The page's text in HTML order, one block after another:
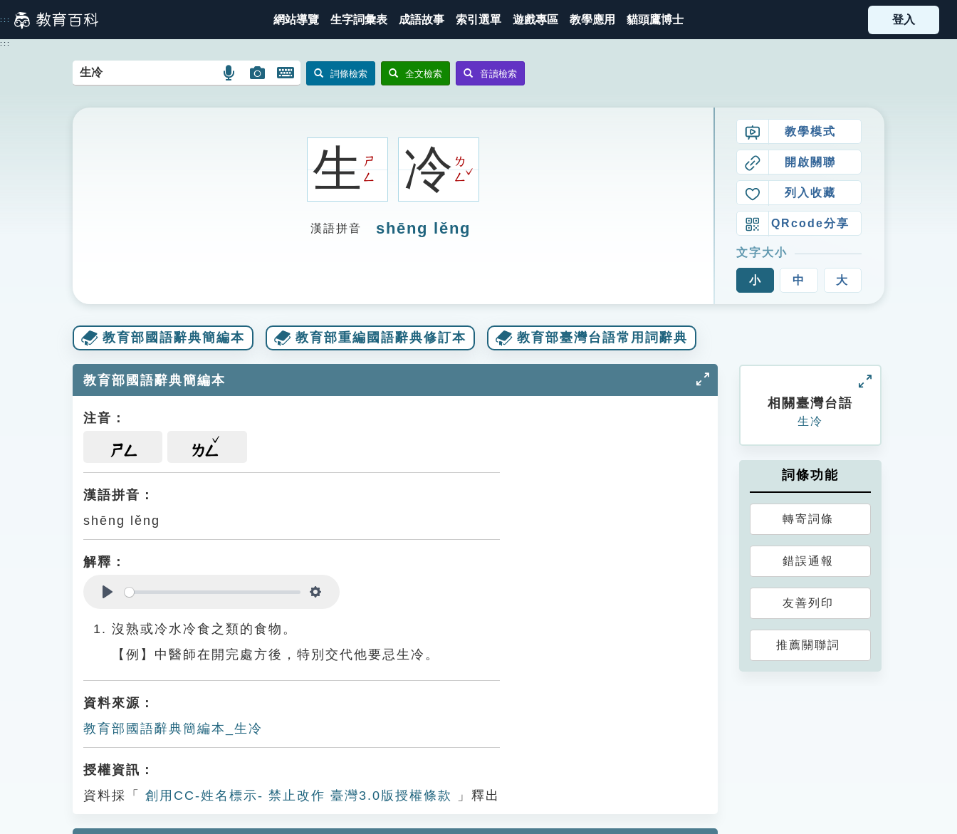
到
主
::: 網站導覽 生字詞彙表 成語故事 索引選單 遊戲專區 教學應用 貓頭鷹博士 登入
:::
語
搜
圖
搜
開
鍵
詞條檢索 全文檢索 音讀檢索
生ㄕ
ㄥ
冷ㄌ
ㄥ
ˇ
漢語拼音 shēng lěng
教學模式
開啟關聯
列入收藏
QRcode分享
文字大小
小 中 大
教育部國語辭典簡編本 教育部重編國語辭典修訂本 教育部臺灣台語常用詞辭典
教育部國語辭典簡編本
注音：
ㄕㄥ ㄌㄥ
漢語拼音：
shēng lěng
解釋：
沒熟或冷水冷食之類的食物。
【例】中醫師在開完處方後，特別交代他要忌生冷。
資料來源：
教育部國語辭典簡編本_生冷
授權資訊：
資料採「
創用CC-姓名標示- 禁止改作 臺灣3.0版授權條款 」釋出
相關臺灣台語
生冷
詞條功能
轉寄詞條
錯誤通報
友善列印
推薦關聯詞